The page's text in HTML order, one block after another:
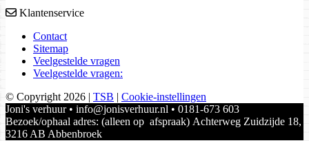
Klantenservice
Contact
Sitemap
Veelgestelde vragen
Veelgestelde vragen:
© Copyright 2026 | TSB | Cookie-instellingen
Joni's verhuur • info@jonisverhuur.nl • 0181-673 603
Bezoek/ophaal adres: (alleen op afspraak) Achterweg Zuidzijde 18,
3216 AB Abbenbroek